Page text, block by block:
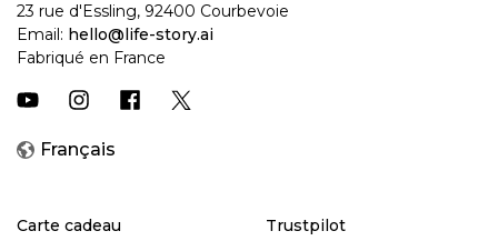
23 rue d'Essling, 92400 Courbevoie
Email: hello@life-story.ai
Fabriqué en France
Français
Carte cadeau
Trustpilot